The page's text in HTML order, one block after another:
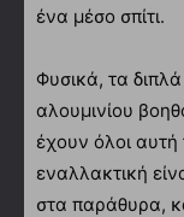
ένα μέσο σπίτι.
Φυσικά, τα
αλουμινίου
έχουν όλοι αυτή
εναλλακτική
στα παράθυρα,